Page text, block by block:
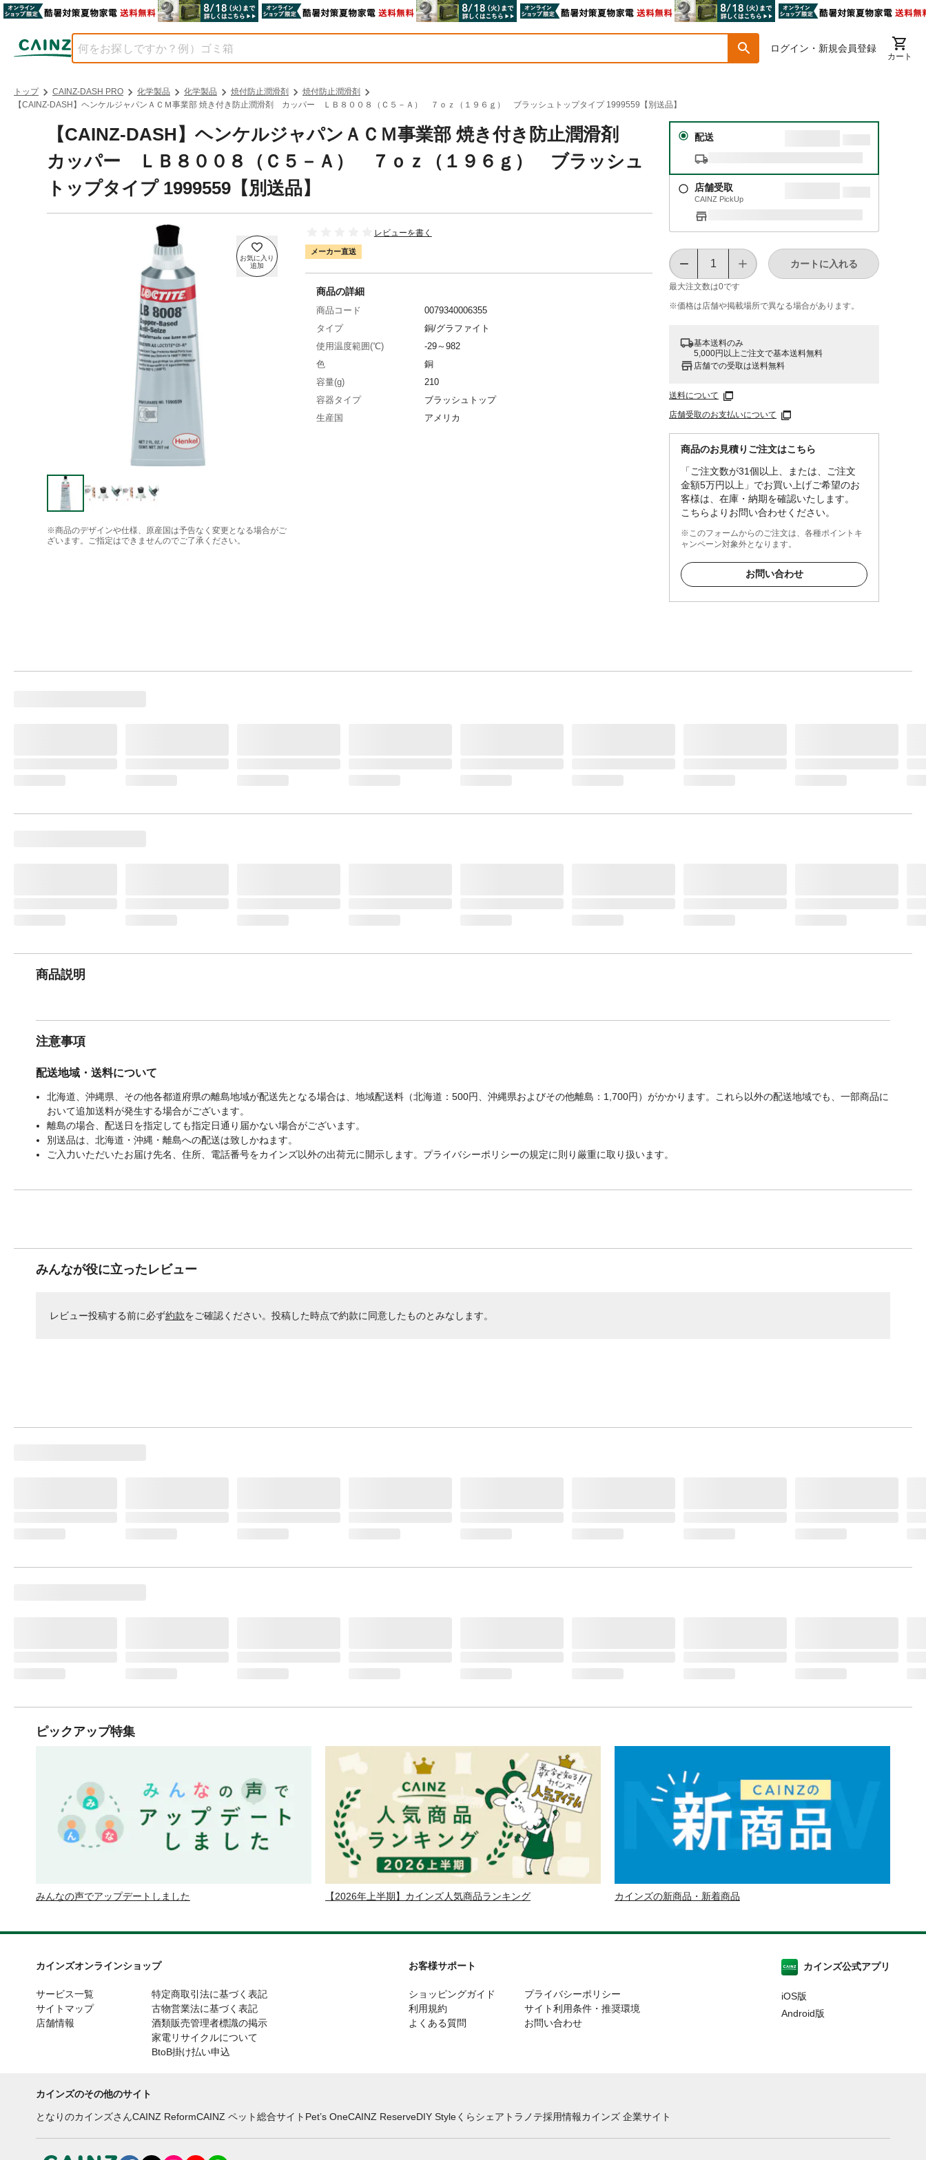
ログイン・新規会員登録
カート
トップ CAINZ-DASH PRO 化学製品 化学製品 焼付防止潤滑剤
焼付防止潤滑剤
【CAINZ-DASH】ヘンケルジャパンＡＣＭ事業部 焼き付き防止潤滑剤 カッパー ＬＢ８００８（Ｃ５－Ａ） ７ｏｚ（１９６ｇ） ブラッシュトップタイプ 1999559【別送品】
【CAINZ-DASH】ヘンケルジャパンＡＣＭ事業部 焼き付き防止潤滑剤
カッパー ＬＢ８００８（Ｃ５－Ａ） ７ｏｚ（１９６ｇ） ブラッシュ
トップタイプ 1999559【別送品】
※商品のデザインや仕様、原産国は予告なく変更となる場合がご
ざいます。ご指定はできませんのでご了承ください。
レビューを書く
メーカー直送
配送
店舗受取
CAINZ PickUp
最大注文数は0です
カートに入れる
※価格は​店舗や​掲載場所で​異なる​場合が​あります。
基本送料のみ
5,000円以上ご注文で基本送料無料
店舗での受取は送料無料
送料について
店舗受取のお支払いについて
商品のお見積りご注文はこちら
「ご注文数が31個以上、または、ご注文
金額5万円以上」でお買い上げご希望のお
客様は、在庫・納期を確認いたします。
こちらよりお問い合わせください。
※このフォームからのご注文は、各種ポイントキ
ャンペーン対象外となります。
お問い合わせ
商品の詳細
商品コード
0079340006355
タイプ
銅/グラファイト
使用温度範囲(℃)
-29～982
色
銅
容量(g)
210
容器タイプ
ブラッシュトップ
生産国
アメリカ
商品説明
注意事項
配送地域・送料について
北海道、沖縄県、その他各都道府県の離島地域が配送先となる場合は、地域配送料（北海道：500円、沖縄県およびその他離島：1,700円）がかかります。これら以外の配送地域でも、一部商品に
おいて追加送料が発生する場合がございます。
離島の場合、配送日を指定しても指定日通り届かない場合がございます。
別送品は、北海道・沖縄・離島への配送は致しかねます。
ご入力いただいたお届け先名、住所、電話番号をカインズ以外の出荷元に開示します。プライバシーポリシーの規定に則り厳重に取り扱います。
みんなが役に立ったレビュー
レビュー投稿する前に必ず約款をご確認ください。投稿した時点で約款に同意したものとみなします。
ピックアップ特集
みんなの声でアップデートしました 【2026年上半期】カインズ人気商品ランキング カインズの新商品・新着商品
カインズオンラインショップ
サービス一覧
サイトマップ
店舗情報
特定商取引法に基づく表記
古物営業法に基づく表記
酒類販売管理者標識の掲示
家電リサイクルについて
BtoB掛け払い申込
お客様サポート
ショッピングガイド
利用規約
よくある質問
プライバシーポリシー
サイト利用条件・推奨環境
お問い合わせ
カインズ公式アプリ
iOS版
Android版
カインズのその他のサイト
となりのカインズさんCAINZ ReformCAINZ ペット総合サイト Pet’s OneCAINZ ReserveDIY Styleくらシェア トラノテ採用情報カインズ 企業サイト